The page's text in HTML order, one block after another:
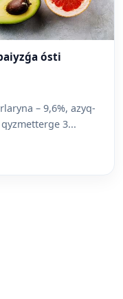
ósti
– 9,6%, azyq-
3...